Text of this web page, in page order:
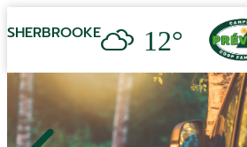
SHERBROOKE 12°